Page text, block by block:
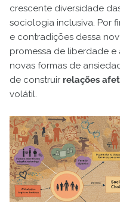
crescente diversidade
sociologia inclusiva. Por
e contradições dessa
promessa de liberdade
novas formas de
de construir relações
volátil.